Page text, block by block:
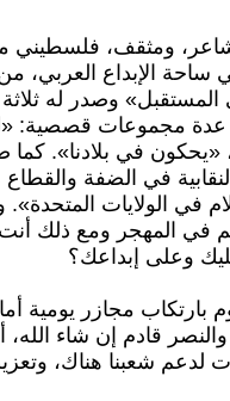
ومثقف، فلسطيني
ساحة الإبداع العربي،
المستقبل» وصدر له
مجموعات قصصية:
في بلادنا». كما
من 1967 إلى 1987»، «في ضيافة (الهنود الحمر)»،
في الولايات المتحدة».
المهجر ومع ذلك أنت
وعلى إبداعك؟
بارتكاب مجازر يومية
قادم إن شاء الله،
لدعم شعبنا هناك،